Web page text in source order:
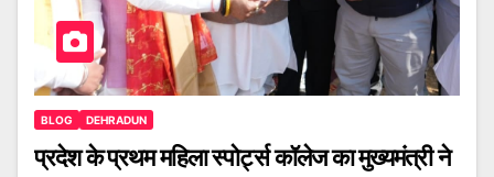
BLOG DEHRADUN
प्रदेश के प्रथम महिला स्पोर्ट्स कॉलेज का मुख्यमंत्री ने